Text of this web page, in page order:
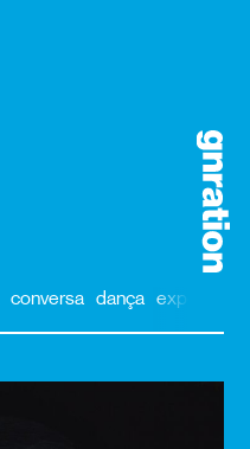
conversa dança exposição